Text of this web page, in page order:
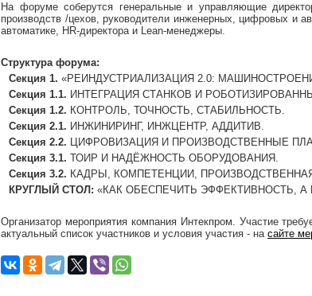
На форуме соберутся генеральные и управляющие
производств /цехов, руководители инженерных, цифровых и
автоматике, HR-директора и Lean-менеджеры.
Структура форума:
Секция 1. «РЕИНДУСТРИАЛИЗАЦИЯ 2.0:
Секция 1.1. ИНТЕГРАЦИЯ СТАНКОВ И
Секция 1.2. КОНТРОЛЬ, ТОЧНОСТЬ, СТАБИЛЬНОСТЬ.
Секция 2.1. ИНЖИНИРИНГ, ИНЖЦЕНТР, АДДИТИВ.
Секция 2.2. ЦИФРОВИЗАЦИЯ И ПРОИЗВОДСТВЕННЫЕ
Секция 3.1. ТОИР И НАДЁЖНОСТЬ ОБОРУДОВАНИЯ.
Секция 3.2. КАДРЫ, КОМПЕТЕНЦИИ,
КРУГЛЫЙ СТОЛ: «КАК ОБЕСПЕЧИТЬ ЭФФЕКТИВНОСТЬ,
Организатор мероприятия компания Интекпром. Участие
актуальный список участников и условия участия - на сайте